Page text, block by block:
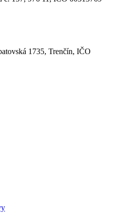
1735, Trenčín, IČO